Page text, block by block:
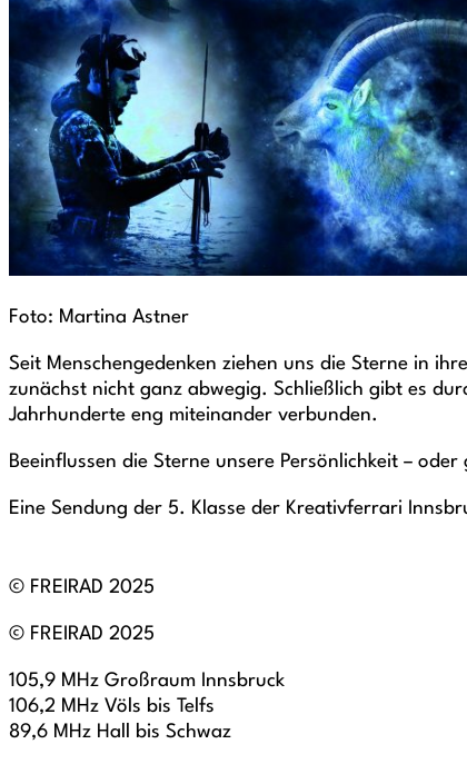
Foto: Martina Astner
Seit Menschengedenken ziehen uns die Sterne in
zunächst nicht ganz abwegig. Schließlich gibt es
Jahrhunderte eng miteinander verbunden.
Beeinflussen die Sterne unsere Persönlichkeit –
Eine Sendung der 5. Klasse der Kreativferrari
© FREIRAD 2025
© FREIRAD 2025
105,9 MHz Großraum Innsbruck
106,2 MHz Völs bis Telfs
89,6 MHz Hall bis Schwaz